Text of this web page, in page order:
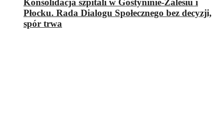
Konsolidacja szpitali w Gostyninie-Zalesiu i
Płocku. Rada Dialogu Społecznego bez decyzji,
spór trwa